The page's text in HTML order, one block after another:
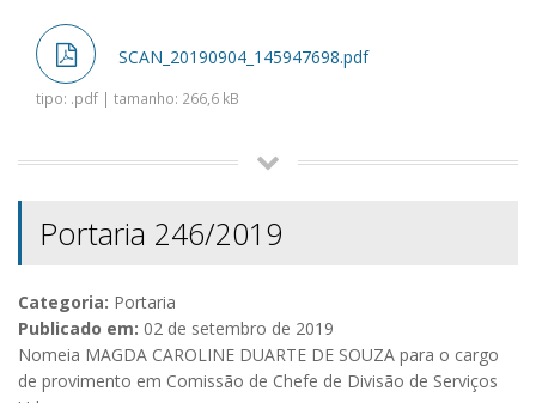
SCAN_20190904_145947698.pdf
tipo: .pdf | tamanho: 266,6 kB
Portaria 246/2019
Categoria: Portaria
Publicado em: 02 de setembro de 2019
Nomeia MAGDA CAROLINE DUARTE DE SOUZA para o cargo
de provimento em Comissão de Chefe de Divisão de Serviços